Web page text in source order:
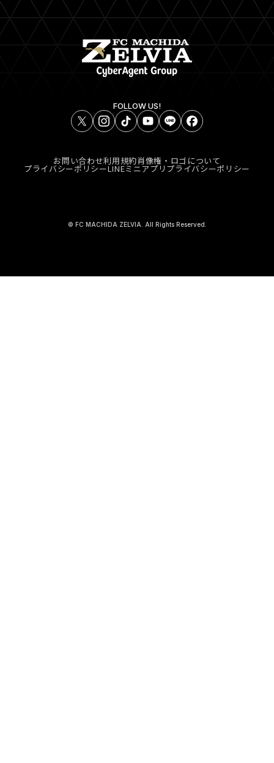
FOLLOW US!
お問い合わせ利用規約肖像権・ロゴについて
プライバシーポリシーLINEミニアプリプライバシーポリシー
© FC MACHIDA ZELVIA. All Rights Reserved.